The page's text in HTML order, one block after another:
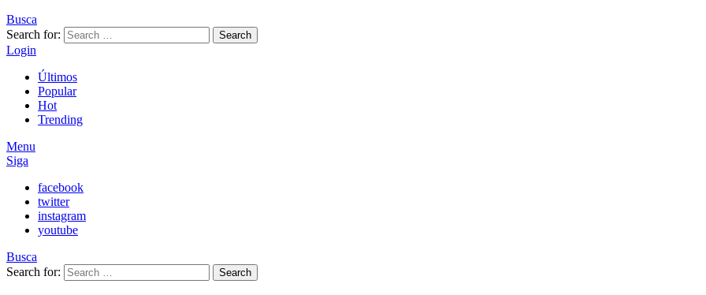
Busca
Search for:
Search
Login
Últimos
Popular
Hot
Trending
Menu
Siga
facebook
twitter
instagram
youtube
Busca
Search for:
Search